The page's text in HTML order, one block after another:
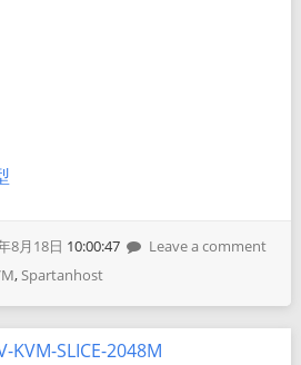
8月18日 10:00:47
Leave a comment
,Spartanhost
KVM-SLICE-2048M